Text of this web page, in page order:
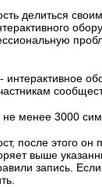
делиться
менее 3000
после этого он
выше
запись. Если